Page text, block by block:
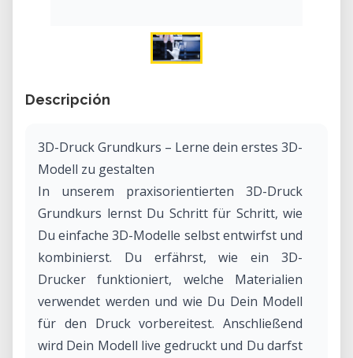
Descripción
3D-Druck Grundkurs – Lerne dein erstes 3D-
Modell zu gestalten
In unserem praxisorientierten 3D-Druck
Grundkurs lernst Du Schritt für Schritt, wie
Du einfache 3D-Modelle selbst entwirfst und
kombinierst. Du erfährst, wie ein 3D-
Drucker funktioniert, welche Materialien
verwendet werden und wie Du Dein Modell
für den Druck vorbereitest. Anschließend
wird Dein Modell live gedruckt und Du darfst